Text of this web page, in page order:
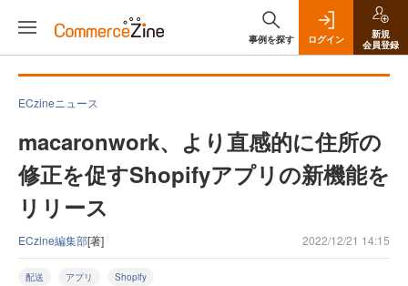
事例を探す ログイン
新規
会員登録
ECzineニュース
macaronwork、より直感的に住所の
修正を促すShopifyアプリの新機能を
リリース
ECzine編集部[著] 2022/12/21 14:15
配送 アプリ Shopify